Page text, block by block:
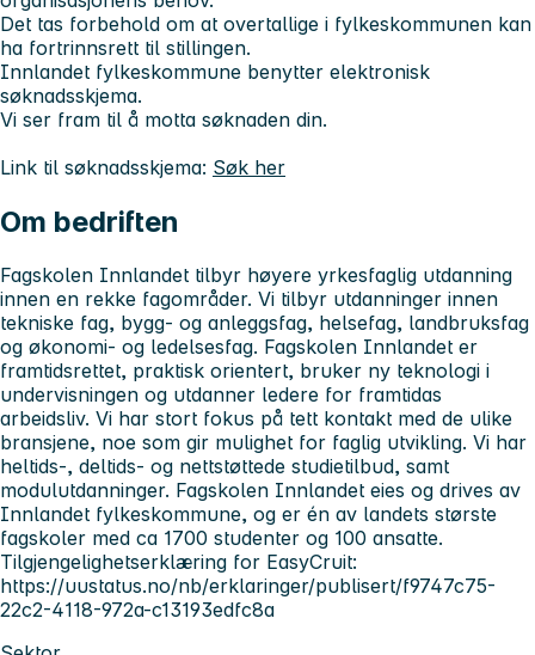
Det tas forbehold om at overtallige i fylkeskommunen kan
ha fortrinnsrett til stillingen.
Innlandet fylkeskommune benytter elektronisk
søknadsskjema.
Vi ser fram til å motta søknaden din.
Link til søknadsskjema: Søk her
Om bedriften
Fagskolen Innlandet tilbyr høyere yrkesfaglig utdanning
innen en rekke fagområder. Vi tilbyr utdanninger innen
tekniske fag, bygg- og anleggsfag, helsefag, landbruksfag
og økonomi- og ledelsesfag. Fagskolen Innlandet er
framtidsrettet, praktisk orientert, bruker ny teknologi i
undervisningen og utdanner ledere for framtidas
arbeidsliv. Vi har stort fokus på tett kontakt med de ulike
bransjene, noe som gir mulighet for faglig utvikling. Vi har
heltids-, deltids- og nettstøttede studietilbud, samt
modulutdanninger. Fagskolen Innlandet eies og drives av
Innlandet fylkeskommune, og er én av landets største
fagskoler med ca 1700 studenter og 100 ansatte.
Tilgjengelighetserklæring for EasyCruit:
https://uustatus.no/nb/erklaringer/publisert/f9747c75-
22c2-4118-972a-c13193edfc8a